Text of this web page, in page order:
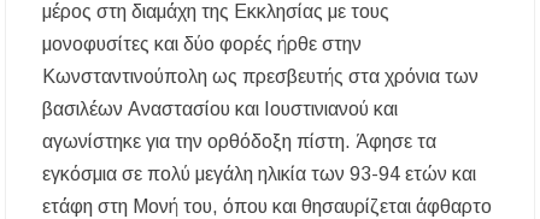
μέρος στη διαμάχη της Εκκλησίας με τους
μονοφυσίτες και δύο φορές ήρθε στην
Κωνσταντινούπολη ως πρεσβευτής στα χρόνια των
βασιλέων Αναστασίου και Ιουστινιανού και
αγωνίστηκε για την ορθόδοξη πίστη. Άφησε τα
εγκόσμια σε πολύ μεγάλη ηλικία των 93-94 ετών και
ετάφη στη Μονή του, όπου και θησαυρίζεται άφθαρτο